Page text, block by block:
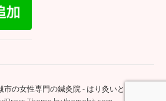
の女性専門の鍼灸院 - はり灸いとぐち.